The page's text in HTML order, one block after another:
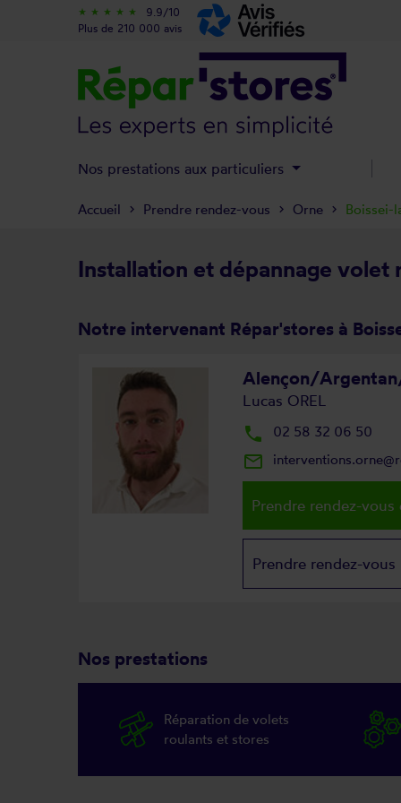
Installation et dépannage volet
Notre intervenant Répar'stores à
Alençon/
Lucas OREL
local_phone 02 58 32 06 50
mail_outline
Prendre rendez-vous
Prendre rendez-vous
Nos prestations
Réparation de volets
roulants et stores
Accueil Prendre rendez-vous Orne Boissei-
star_rate star_rate star_rate star_rate star_rate
9.9/10
Plus de 210 000 avis
Nos prestations aux particuliers